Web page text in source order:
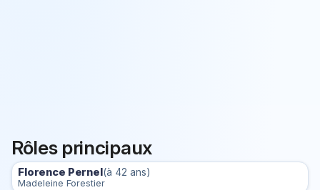
Rôles principaux
Florence Pernel(à 42 ans)
Madeleine Forestier